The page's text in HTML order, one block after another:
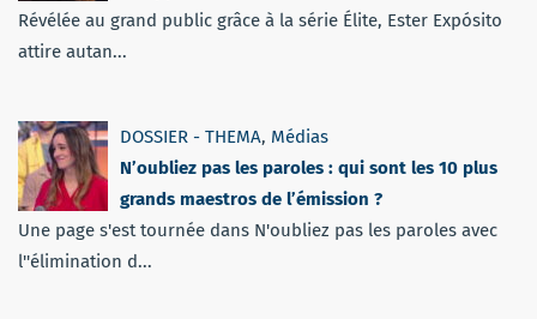
Révélée au grand public grâce à la série Élite, Ester Expósito
attire autan...
DOSSIER - THEMA, Médias
N’oubliez pas les paroles : qui sont les 10 plus
grands maestros de l’émission ?
Une page s'est tournée dans N'oubliez pas les paroles avec
l''élimination d...